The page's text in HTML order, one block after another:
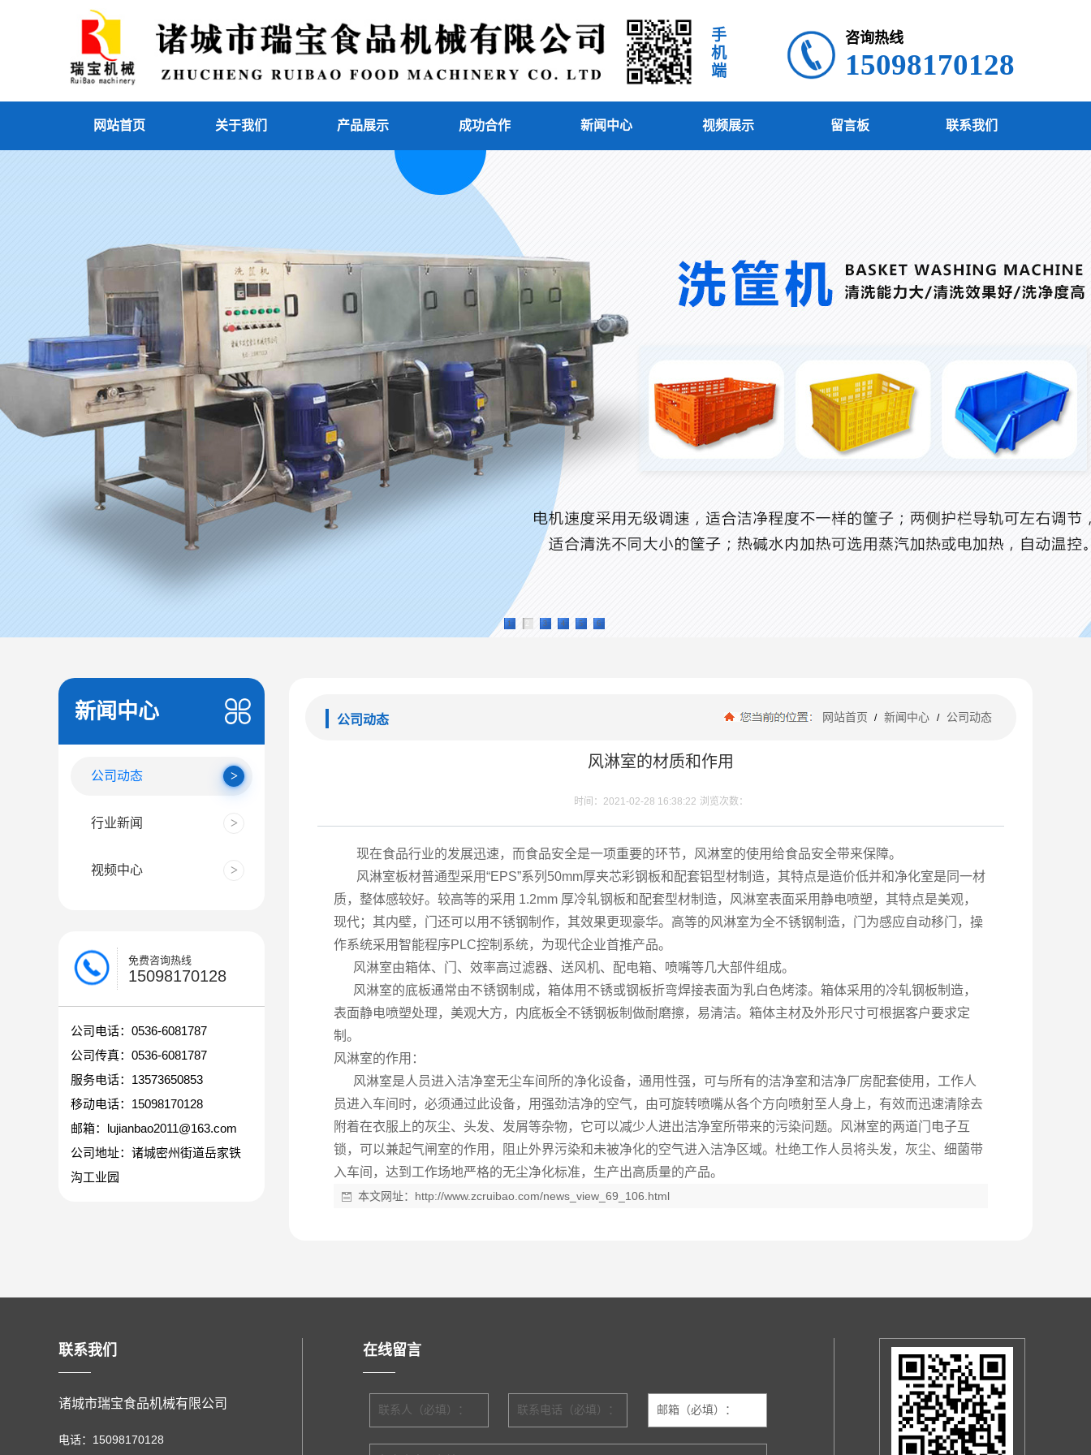
手机端 咨询热线
15098170128
网站首页 关于我们 产品展示 成功合作 新闻中心 视频展示 留言板 联系我们
1 3 4 5 6
新闻中心
公司动态
行业新闻
视频中心
免费咨询热线
15098170128
公司电话：0536-6081787
公司传真：0536-6081787
服务电话：13573650853
移动电话：15098170128
邮箱：lujianbao2011@163.com
公司地址：诸城密州街道岳家铁
沟工业园
公司动态 网站首页 / 新闻中心 / 公司动态
风淋室的材质和作用
时间：2021-02-28 16:38:22 浏览次数：
现在食品行业的发展迅速，而食品安全是一项重要的环节，风淋室的使用给食品安全带来保障。
风淋室板材普通型采用“EPS”系列50mm厚夹芯彩钢板和配套铝型材制造，其特点是造价低并和净化室是同一材
质，整体感较好。较高等的采用 1.2mm 厚冷轧钢板和配套型材制造，风淋室表面采用静电喷塑，其特点是美观，
现代；其内壁，门还可以用不锈钢制作，其效果更现豪华。高等的风淋室为全不锈钢制造，门为感应自动移门，操
作系统采用智能程序PLC控制系统，为现代企业首推产品。
风淋室由箱体、门、效率高过滤器、送风机、配电箱、喷嘴等几大部件组成。
风淋室的底板通常由不锈钢制成，箱体用不锈或钢板折弯焊接表面为乳白色烤漆。箱体采用的冷轧钢板制造，
表面静电喷塑处理，美观大方，内底板全不锈钢板制做耐磨擦，易清洁。箱体主材及外形尺寸可根据客户要求定
制。
风淋室的作用：
风淋室是人员进入洁净室无尘车间所的净化设备，通用性强，可与所有的洁净室和洁净厂房配套使用，工作人
员进入车间时，必须通过此设备，用强劲洁净的空气，由可旋转喷嘴从各个方向喷射至人身上，有效而迅速清除去
附着在衣服上的灰尘、头发、发屑等杂物，它可以减少人进出洁净室所带来的污染问题。风淋室的两道门电子互
锁，可以兼起气闸室的作用，阻止外界污染和未被净化的空气进入洁净区域。杜绝工作人员将头发，灰尘、细菌带
入车间，达到工作场地严格的无尘净化标准，生产出高质量的产品。
本文网址： http://www.zcruibao.com/news_view_69_106.html
联系我们
诸城市瑞宝食品机械有限公司
电话：15098170128
在线留言
联系人（必填）： 联系电话（必填）： 邮箱（必填）：